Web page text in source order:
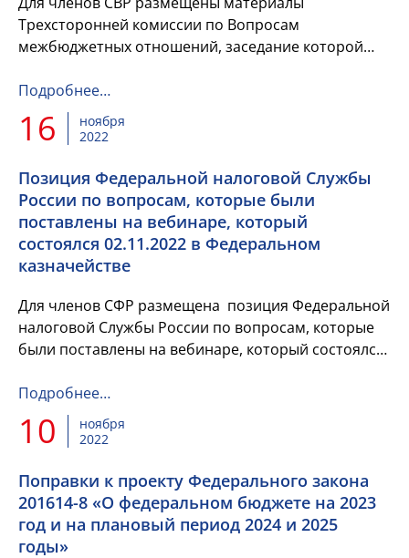
Трехсторонней комиссии по Вопросам
межбюджетных отношений, заседание которой
Подробнее…
16
ноября
2022
Позиция Федеральной налоговой Службы
России по вопросам, которые были
поставлены на вебинаре, который
состоялся 02.11.2022 в Федеральном
казначействе
Для членов СФР размещена позиция Федеральной
налоговой Службы России по вопросам, которые
были поставлены на вебинаре, который состоялся
Подробнее…
10
ноября
2022
Поправки к проекту Федерального закона
201614-8 «О федеральном бюджете на 2023
год и на плановый период 2024 и 2025
годы»